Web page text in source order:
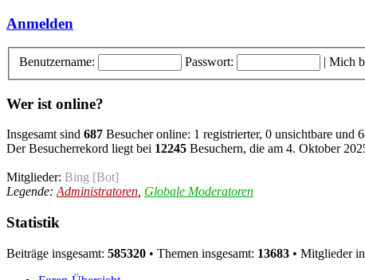
Anmelden
Benutzername: Passwort: | Mich
Wer ist online?
Insgesamt sind 687 Besucher online: 1 registrierter, 0 unsichtbare und
Der Besucherrekord liegt bei 12245 Besuchern, die am 4. Oktober
Mitglieder: Bing [Bot]
Legende: Administratoren Globale Moderatoren
Statistik
Beiträge insgesamt: 585320 • Themen insgesamt: 13683 • Mitglieder